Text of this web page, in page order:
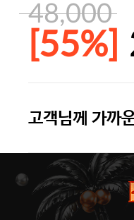
48,000
[55%]
주말특가
[썸머블프]
고객님께 가까